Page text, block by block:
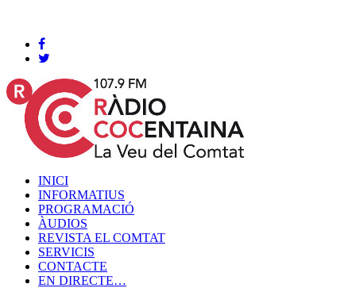
INICI
INFORMATIUS
PROGRAMACIÓ
ÀUDIOS
REVISTA EL COMTAT
SERVICIS
CONTACTE
EN DIRECTE…